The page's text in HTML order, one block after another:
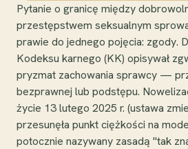
Pytanie o granicę między
przestępstwem seksualnym
prawie do jednego pojęcia: zgody.
Kodeksu karnego (KK) opisywał
pryzmat zachowania sprawcy —
bezprawnej lub podstępu.
życie 13 lutego 2025 r. (ustawa
przesunęła punkt ciężkości na
potocznie nazywany zasadą "tak